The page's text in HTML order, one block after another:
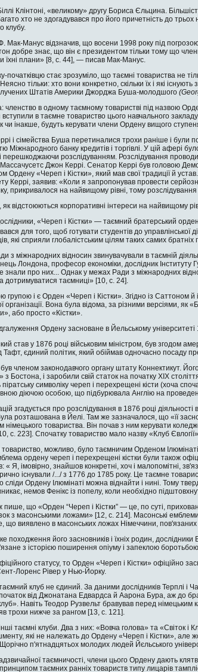
Клінтоні, «великому» другу Бориса Єльцина.
хто не здогадувався про його причетність до
клубу.
Мак-Манус відзначив, що восени 1998 року під
добре знає, що він є президентом тільки тому що
їхні плани» [8, c. 44], — писав Мак-Манус.
початківцю стає зрозуміло, що таємні товариства не
Неясно тільки: хто вони конкретно, скільки їх і які
Штатів Америки Джорджа Буша-молодшого (
членство в одному таємному то­варистві під назвою
вступили в таємне товариство цього навчального
чи інакше, будуть керувати члени Ордену вищого
і сімейства Буша перетинали­ся трохи раніше і були
Міжнародного банку кредитів і торгівлі. У цій афері
перешкоджаючи розслідуванням. Розслідування
Джон Керрі. Сенатор Керрі був головою
Ордену «Череп і Кістки», який мав свої традиції й
Керрі, заявив: «Коли я запропонував провести
прикривалося на найвищому рівні, тому
як відстоюються корпоративні інте­реси на найвищому
«Череп і Кістки» — таємний братерський
для того, щоб готувати сту­дентів до управлінської
які сприяли глобалістським цілям таких самих братніх
з міжнародних відносин звину­вачували в таємній
Лондона, професор економіки, дос­лідник Інституту
знали про них... Однак у межах Ради з міжна­родних
дотримуватися таємниці» [10, c. 24].
групою і є Орден «Череп і Кістки». Згідно із
організації. Вона була відома, за різними версіями,
або просто «Кістки».
Ордену засноване в Йельському
став у 1876 році військовим міністром, був згодом
єдиний політик, який обіймав одночасно посаду
членом законодавчого органу штату Коннектикут.
з Бостона, і заробили свій статок на початку ХІХ
символіку череп і пере­хрещені кісти (хоча
діючою особою, що підбурюва­ла Англію на
згадується про розслідування в 1876 році
розташована в Йелі. Там же зазначалося, що «її
товариства. Він почав з ним керувати
c. 223]. Спочатку товариство ма­ло назву «Клуб Євлогії»
товариство, можливо, було таємничим Орденом
ордену череп і пере­хрещені кістки були також
« Я, імовірно, знайшов конкретні, хоч і малопомітні,
існували /.../ з 1776 до 1785 року. Це таємне
Ордену Ілюмінаті можна віднай­ти і нині. Тому
немов Фенікс із попелу, коли необхідно
пише, що «Орден “Череп і Кістки” — це, по суті,
з масонськими ложами» [12, c. 214]. Масонські
що виявлено в масонських ложах Німеччини, пов'язаних
походження його засновників і їхніх родин,
з історією поширення опіуму і запеклою
статусу, то Орден «Череп і Кістки» офіційно
Лоренс Рівер у Нью-Йорку.
клуб не єдиний. За дани­ми дослідників Терплі і
початок від Джонатана Едвардса й Аарона Бура, аж до
Навіть Теодор Рузвельт бравував перед
трохи нижче за рангом [13, c. 121].
таємні клуби. Два з них: «Во­вча голова» та «Світок
які не належать до Ордену «Череп і Кістки», але
Щорічно п'ятнадцятьох молодих людей Йєльського
таємничості, члени цього Ордену дають
таємних ранніх товариств типу лицарів